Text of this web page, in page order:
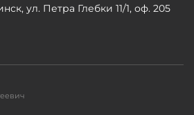
ул. Петра Глебки 11/1, оф. 205